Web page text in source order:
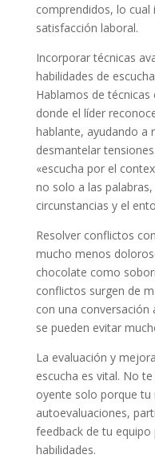
comprendidos, lo
satisfacción laboral.
Incorporar técnicas
habilidades de
Hablamos de
donde el líder
hablante, ayudando a
desmantelar
«escucha por el
no solo a las
circunstancias y el
Resolver conflictos
mucho menos
chocolate como
conflictos surgen de
con una conversación
se pueden evitar
La evaluación y
escucha es vital. No
oyente solo porque tu
autoevaluaciones,
feedback de tu
habilidades.